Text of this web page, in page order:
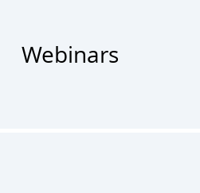
Webinars